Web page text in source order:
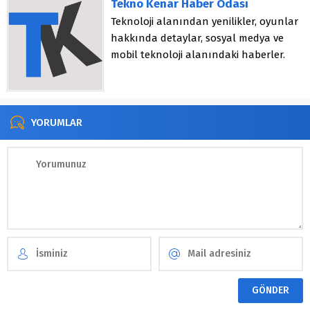
Tekno Kenar Haber Odası
Teknoloji alanından yenilikler, oyunlar
hakkında detaylar, sosyal medya ve
mobil teknoloji alanındaki haberler.
YORUMLAR